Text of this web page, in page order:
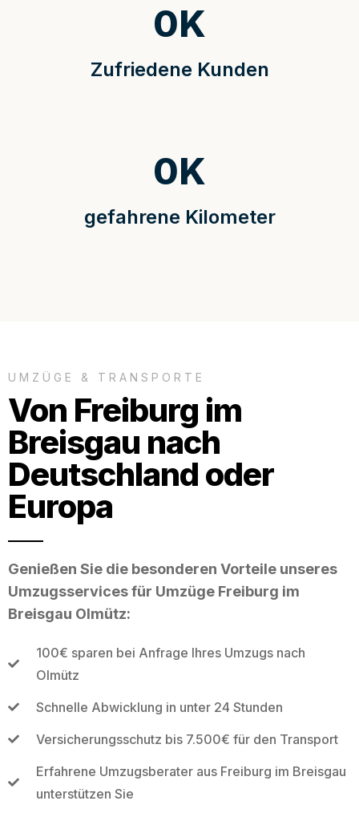
Zufriedene Kunden
0K
gefahrene Kilometer
0K
UMZÜGE & TRANSPORTE
Von Freiburg im
Breisgau nach
Deutschland oder
Europa
Genießen Sie die besonderen Vorteile unseres
Umzugsservices für Umzüge Freiburg im
Breisgau Olmütz:
100€ sparen bei Anfrage Ihres Umzugs nach
Olmütz
Schnelle Abwicklung in unter 24 Stunden
Versicherungsschutz bis 7.500€ für den Transport
Erfahrene Umzugsberater aus Freiburg im Breisgau
unterstützen Sie